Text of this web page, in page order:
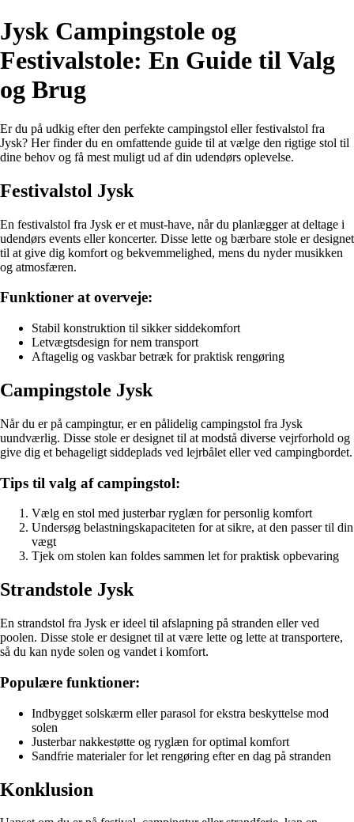
Jysk Campingstole og
Festivalstole: En Guide til Valg
og Brug
Er du på udkig efter den perfekte campingstol eller festivalstol fra
Jysk? Her finder du en omfattende guide til at vælge den rigtige stol til
dine behov og få mest muligt ud af din udendørs oplevelse.
Festivalstol Jysk
En festivalstol fra Jysk er et must-have, når du planlægger at deltage i
udendørs events eller koncerter. Disse lette og bærbare stole er designet
til at give dig komfort og bekvemmelighed, mens du nyder musikken
og atmosfæren.
Funktioner at overveje:
Stabil konstruktion til sikker siddekomfort
Letvægtsdesign for nem transport
Aftagelig og vaskbar betræk for praktisk rengøring
Campingstole Jysk
Når du er på campingtur, er en pålidelig campingstol fra Jysk
uundværlig. Disse stole er designet til at modstå diverse vejrforhold og
give dig et behageligt siddeplads ved lejrbålet eller ved campingbordet.
Tips til valg af campingstol:
Vælg en stol med justerbar ryglæn for personlig komfort
Undersøg belastningskapaciteten for at sikre, at den passer til din
vægt
Tjek om stolen kan foldes sammen let for praktisk opbevaring
Strandstole Jysk
En strandstol fra Jysk er ideel til afslapning på stranden eller ved
poolen. Disse stole er designet til at være lette og lette at transportere,
så du kan nyde solen og vandet i komfort.
Populære funktioner:
Indbygget solskærm eller parasol for ekstra beskyttelse mod
solen
Justerbar nakkestøtte og ryglæn for optimal komfort
Sandfrie materialer for let rengøring efter en dag på stranden
Konklusion